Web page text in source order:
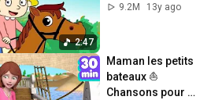
2:47
9.2M
13y ago
Maman les petits
bateaux ⛵️
Chansons pour